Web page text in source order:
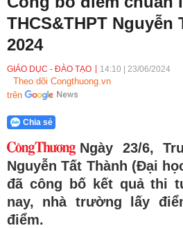
Phát triển bền vững Sức
THCS&THPT Nguyễn
2024
GIÁO DỤC - ĐÀO TẠO 14:10 23/06/2024
Theo dõi Congthuong.vn
trên
Chia sẻ
Ngày 23/6,
Nguyễn Tất Thành (Đại
đã công bố kết quả thi
nay, nhà trường lấy
điểm.